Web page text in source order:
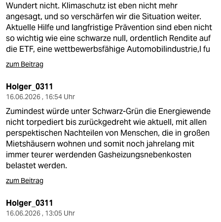
Wundert nicht. Klimaschutz ist eben nicht mehr
angesagt, und so verschärfen wir die Situation weiter.
Aktuelle Hilfe und langfristige Prävention sind eben nicht
so wichtig wie eine schwarze null, ordentlich Rendite auf
die ETF, eine wettbewerbsfähige Automobilindustrie,l fu
zum Beitrag
Holger_0311
16.06.2026 , 16:54 Uhr
Zumindest würde unter Schwarz-Grün die Energiewende
nicht torpediert bis zurückgedreht wie aktuell, mit allen
perspektischen Nachteilen von Menschen, die in großen
Mietshäusern wohnen und somit noch jahrelang mit
immer teurer werdenden Gasheizungsnebenkosten
belastet werden.
zum Beitrag
Holger_0311
16.06.2026 , 13:05 Uhr